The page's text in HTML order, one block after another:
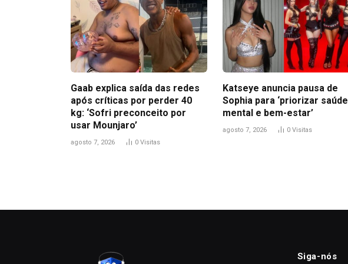
Gaab explica saída das redes
após críticas por perder 40
kg: ‘Sofri preconceito por
usar Mounjaro’
agosto 7, 2026 0 Visitas
Katseye anuncia pausa de
Sophia para ‘priorizar saúde
mental e bem-estar’
agosto 7, 2026 0 Visitas
Siga-nós